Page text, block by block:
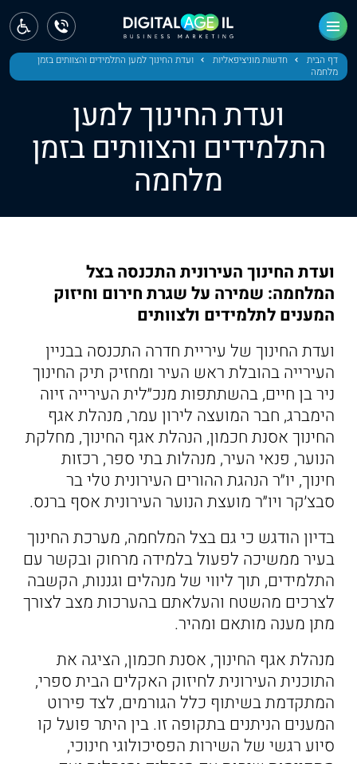
דף הבית חדשות מוניציפאליות
ועדת החינוך למען התלמידים והצוותים בזמן
מלחמה
ועדת החינוך למען
התלמידים והצוותים בזמן
מלחמה
ועדת החינוך העירונית התכנסה בצל
המלחמה: שמירה על שגרת חירום וחיזוק
המענים לתלמידים ולצוותים
ועדת החינוך של עיריית חדרה התכנסה בבניין
העירייה בהובלת ראש העיר ומחזיק תיק החינוך
ניר בן חיים, בהשתתפות מנכ״לית העירייה זיוה
הימברג, חבר המועצה לירון עמר, מנהלת אגף
החינוך אסנת חכמון, הנהלת אגף החינוך, מחלקת
הנוער, פנאי העיר, מנהלות בתי ספר, רכזות
חינוך, יו״ר הנהגת ההורים העירונית טלי בר
סבצ׳קר ויו״ר מועצת הנוער העירונית אסף ברנס.
בדיון הודגש כי גם בצל המלחמה, מערכת החינוך
בעיר ממשיכה לפעול בלמידה מרחוק ובקשר עם
התלמידים, תוך ליווי של מנהלים וגננות, הקשבה
לצרכים מהשטח והעלאתם בהערכות מצב לצורך
מתן מענה מותאם ומהיר.
מנהלת אגף החינוך, אסנת חכמון, הציגה את
התוכנית העירונית לחיזוק האקלים הבית ספרי,
המתקדמת בשיתוף כלל הגורמים, לצד פירוט
המענים הניתנים בתקופה זו. בין היתר פועל קו
סיוע רגשי של השירות הפסיכולוגי חינוכי,
ראשי
חדשות
מחוז חיפה
מחוז מרכז
תל אביב